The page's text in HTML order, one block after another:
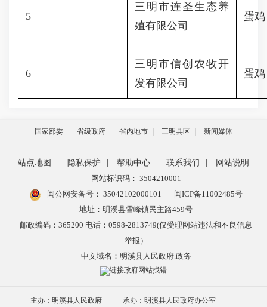
5
三明市连圣生态养
殖有限公司
蛋鸡
6
三明市信创农牧开
发有限公司
蛋鸡
国家部委 省级政府 省内地市 三明县区 新闻媒体
站点地图 隐私保护 帮助中心 联系我们
网站说明
网站标识码： 3504210001
闽公网安备号： 35042102000101
闽ICP备11002485号
地址：明溪县雪峰镇民主路459号
邮政编码：365200 电话：0598-2813749(仅受理网站违法和不良信息
举报）
中文域名：明溪县人民政府.政务
主办：明溪县人民政府 承办：明溪县人民政府办公室